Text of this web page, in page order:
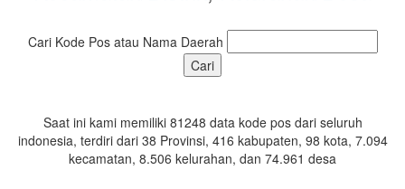
Cari Kode Pos atau Nama Daerah
Saat ini kami memiliki 81248 data kode pos dari seluruh
indonesia, terdiri dari 38 Provinsi, 416 kabupaten, 98 kota, 7.094
kecamatan, 8.506 kelurahan, dan 74.961 desa